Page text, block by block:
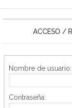
ACCESO /
Nombre de usuario:
Contraseña: